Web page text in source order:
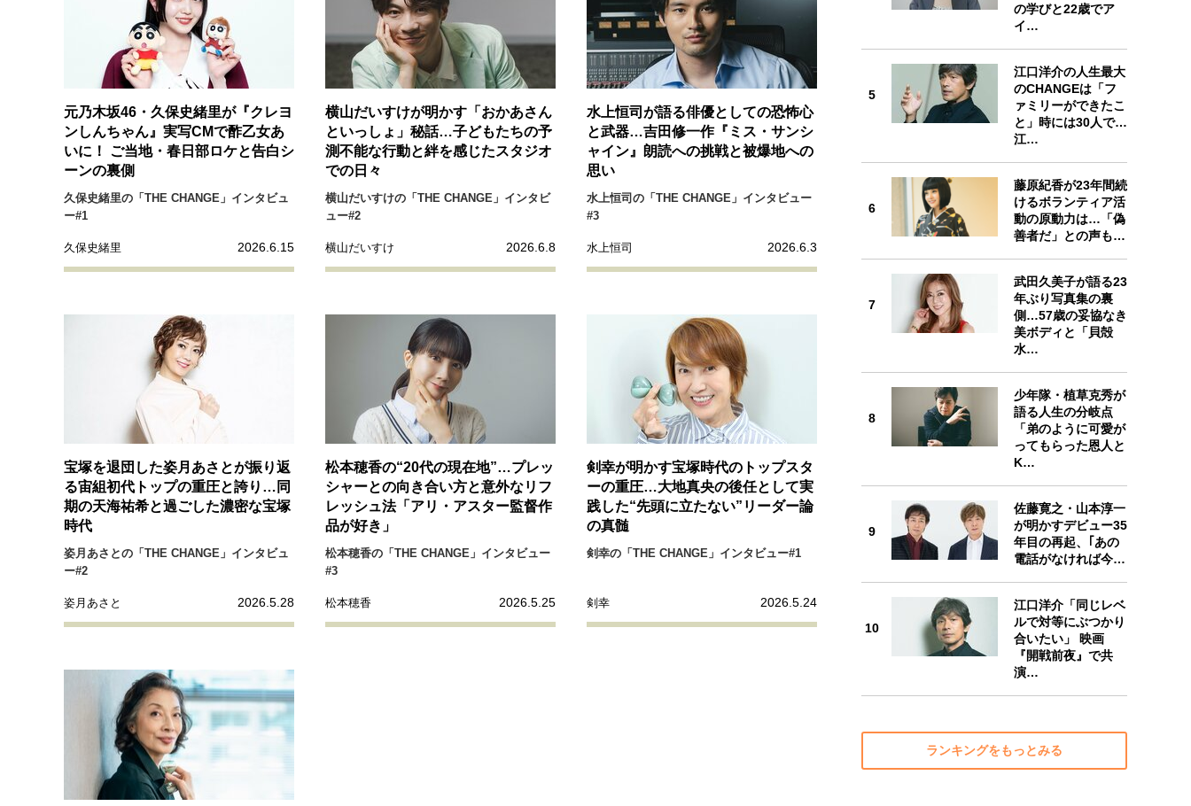
社会・カルチャー・マネー 地域とつながる/お金との付き合い方
元乃木坂46・久保史緒里が『クレヨ
ンしんちゃん』実写CMで酢乙女あ
いに！ ご当地・春日部ロケと告白シ
ーンの裏側
久保史緒里の「THE CHANGE」インタビュ
ー#1
久保史緒里 2026.6.15
横山だいすけが明かす「おかあさん
といっしょ」秘話…子どもたちの予
測不能な行動と絆を感じたスタジオ
での日々
横山だいすけの「THE CHANGE」インタビ
ュー#2
横山だいすけ 2026.6.8
水上恒司が語る俳優としての恐怖心
と武器…吉田修一作『ミス・サンシ
ャイン』朗読への挑戦と被爆地への
思い
水上恒司の「THE CHANGE」インタビュー
#3
水上恒司 2026.6.3
宝塚を退団した姿月あさとが振り返
る宙組初代トップの重圧と誇り…同
期の天海祐希と過ごした濃密な宝塚
時代
姿月あさとの「THE CHANGE」インタビュ
ー#2
姿月あさと 2026.5.28
松本穂香の“20代の現在地”…プレッ
シャーとの向き合い方と意外なリフ
レッシュ法「アリ・アスター監督作
品が好き」
松本穂香の「THE CHANGE」インタビュー
#3
松本穂香 2026.5.25
剣幸が明かす宝塚時代のトップスタ
ーの重圧…大地真央の後任として実
践した“先頭に立たない”リーダー論
の真髄
剣幸の「THE CHANGE」インタビュー#1
剣幸 2026.5.24
の学びと22歳でア
イ…
5
江口洋介の人生最大
のCHANGEは「フ
ァミリーができたこ
と」時には30人で…
江…
6
藤原紀香が23年間続
けるボランティア活
動の原動力は…「偽
善者だ」との声も…
7
武田久美子が語る23
年ぶり写真集の裏
側…57歳の妥協なき
美ボディと「貝殻
水…
8
少年隊・植草克秀が
語る人生の分岐点
「弟のように可愛が
ってもらった恩人と
K…
9
佐藤寛之・山本淳一
が明かすデビュー35
年目の再起、｢あの
電話がなければ今…
10
江口洋介「同じレベ
ルで対等にぶつかり
合いたい」 映画
『開戦前夜』で共
演…
ランキングをもっとみる